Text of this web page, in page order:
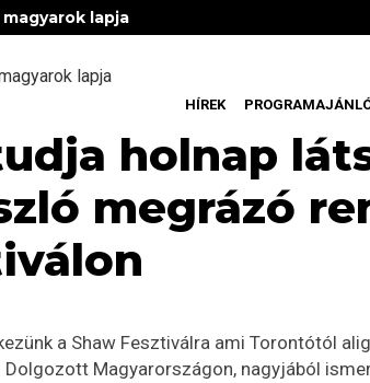
lapja
HÍREK
holnap
megrázó
a Shaw Fesztiválra ami Torontótól
Magyarországon, nagyjából